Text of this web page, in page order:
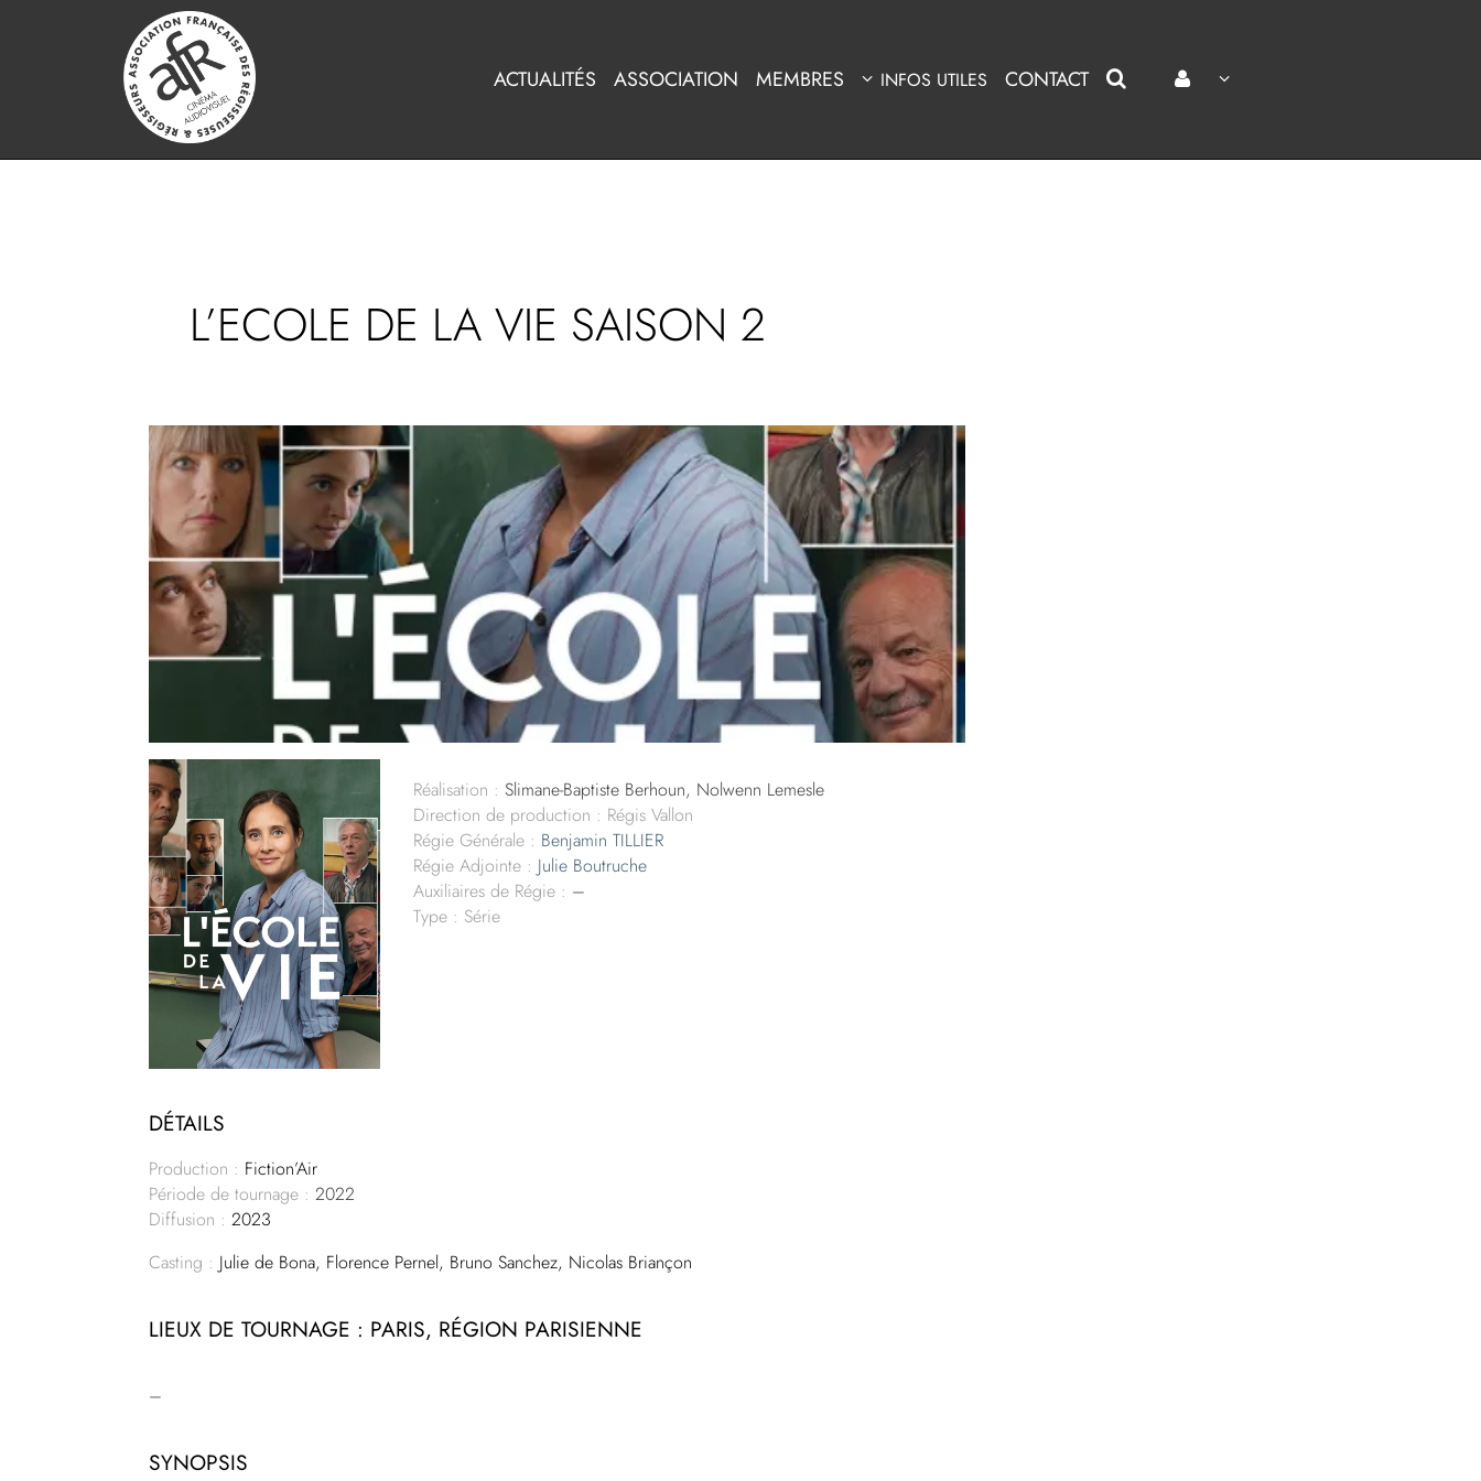
ACTUALITÉS ASSOCIATION MEMBRES INFOS UTILES CONTACT
L’ECOLE DE LA VIE SAISON 2
Réalisation : Slimane-Baptiste Berhoun, Nolwenn Lemesle
Direction de production : Régis Vallon
Régie Générale : Benjamin TILLIER
Régie Adjointe : Julie Boutruche
Auxiliaires de Régie : –
Type : Série
DÉTAILS
Production : Fiction’Air
Période de tournage : 2022
Diffusion : 2023
Casting : Julie de Bona, Florence Pernel, Bruno Sanchez, Nicolas Briançon
LIEUX DE TOURNAGE : PARIS, RÉGION PARISIENNE
–
SYNOPSIS